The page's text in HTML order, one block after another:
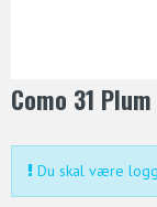
Como 31 Plum
Du skal være